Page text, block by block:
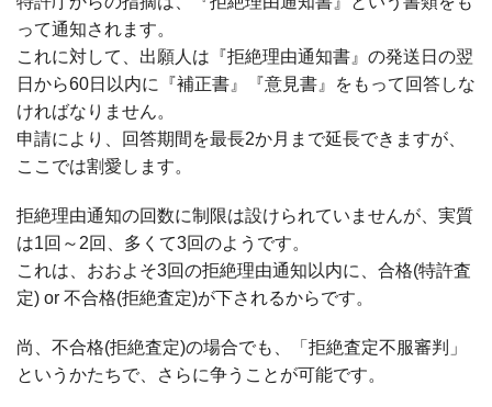
って通知されます。
これに対して、出願人は『拒絶理由通知書』の発送日の翌
日から60日以内に『補正書』『意見書』をもって回答しな
ければなりません。
申請により、回答期間を最長2か月まで延長できますが、
ここでは割愛します。
拒絶理由通知の回数に制限は設けられていませんが、実質
は1回～2回、多くて3回のようです。
これは、おおよそ3回の拒絶理由通知以内に、合格(特許査
定) or 不合格(拒絶査定)が下されるからです。
尚、不合格(拒絶査定)の場合でも、「拒絶査定不服審判」
というかたちで、さらに争うことが可能です。